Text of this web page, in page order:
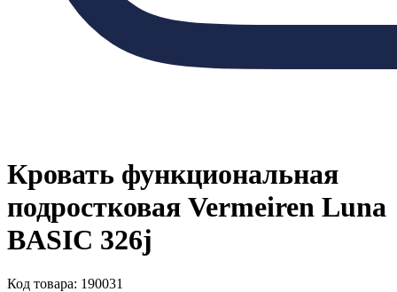
Кровать функциональная
подростковая Vermeiren Luna
BASIC 326j
Код товара: 190031